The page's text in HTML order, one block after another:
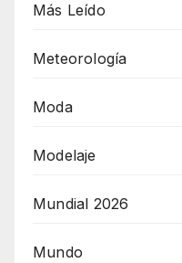
Más Leído
Meteorología
Moda
Modelaje
Mundial 2026
Mundo